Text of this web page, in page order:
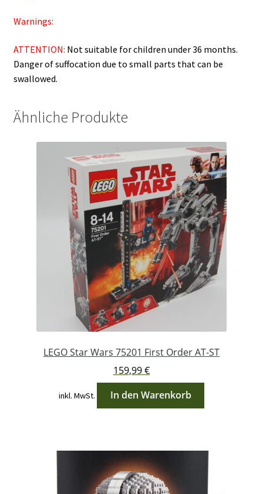
Warnings:
ATTENTION: Not suitable for children under 36 months.
Danger of suffocation due to small parts that can be
swallowed.
Ähnliche Produkte
LEGO Star Wars 75201 First Order AT-ST
159,99€
inkl. MwSt. In den Warenkorb